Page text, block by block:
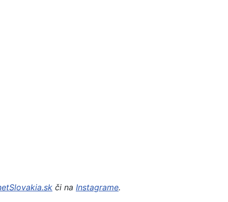
či na Instagrame.